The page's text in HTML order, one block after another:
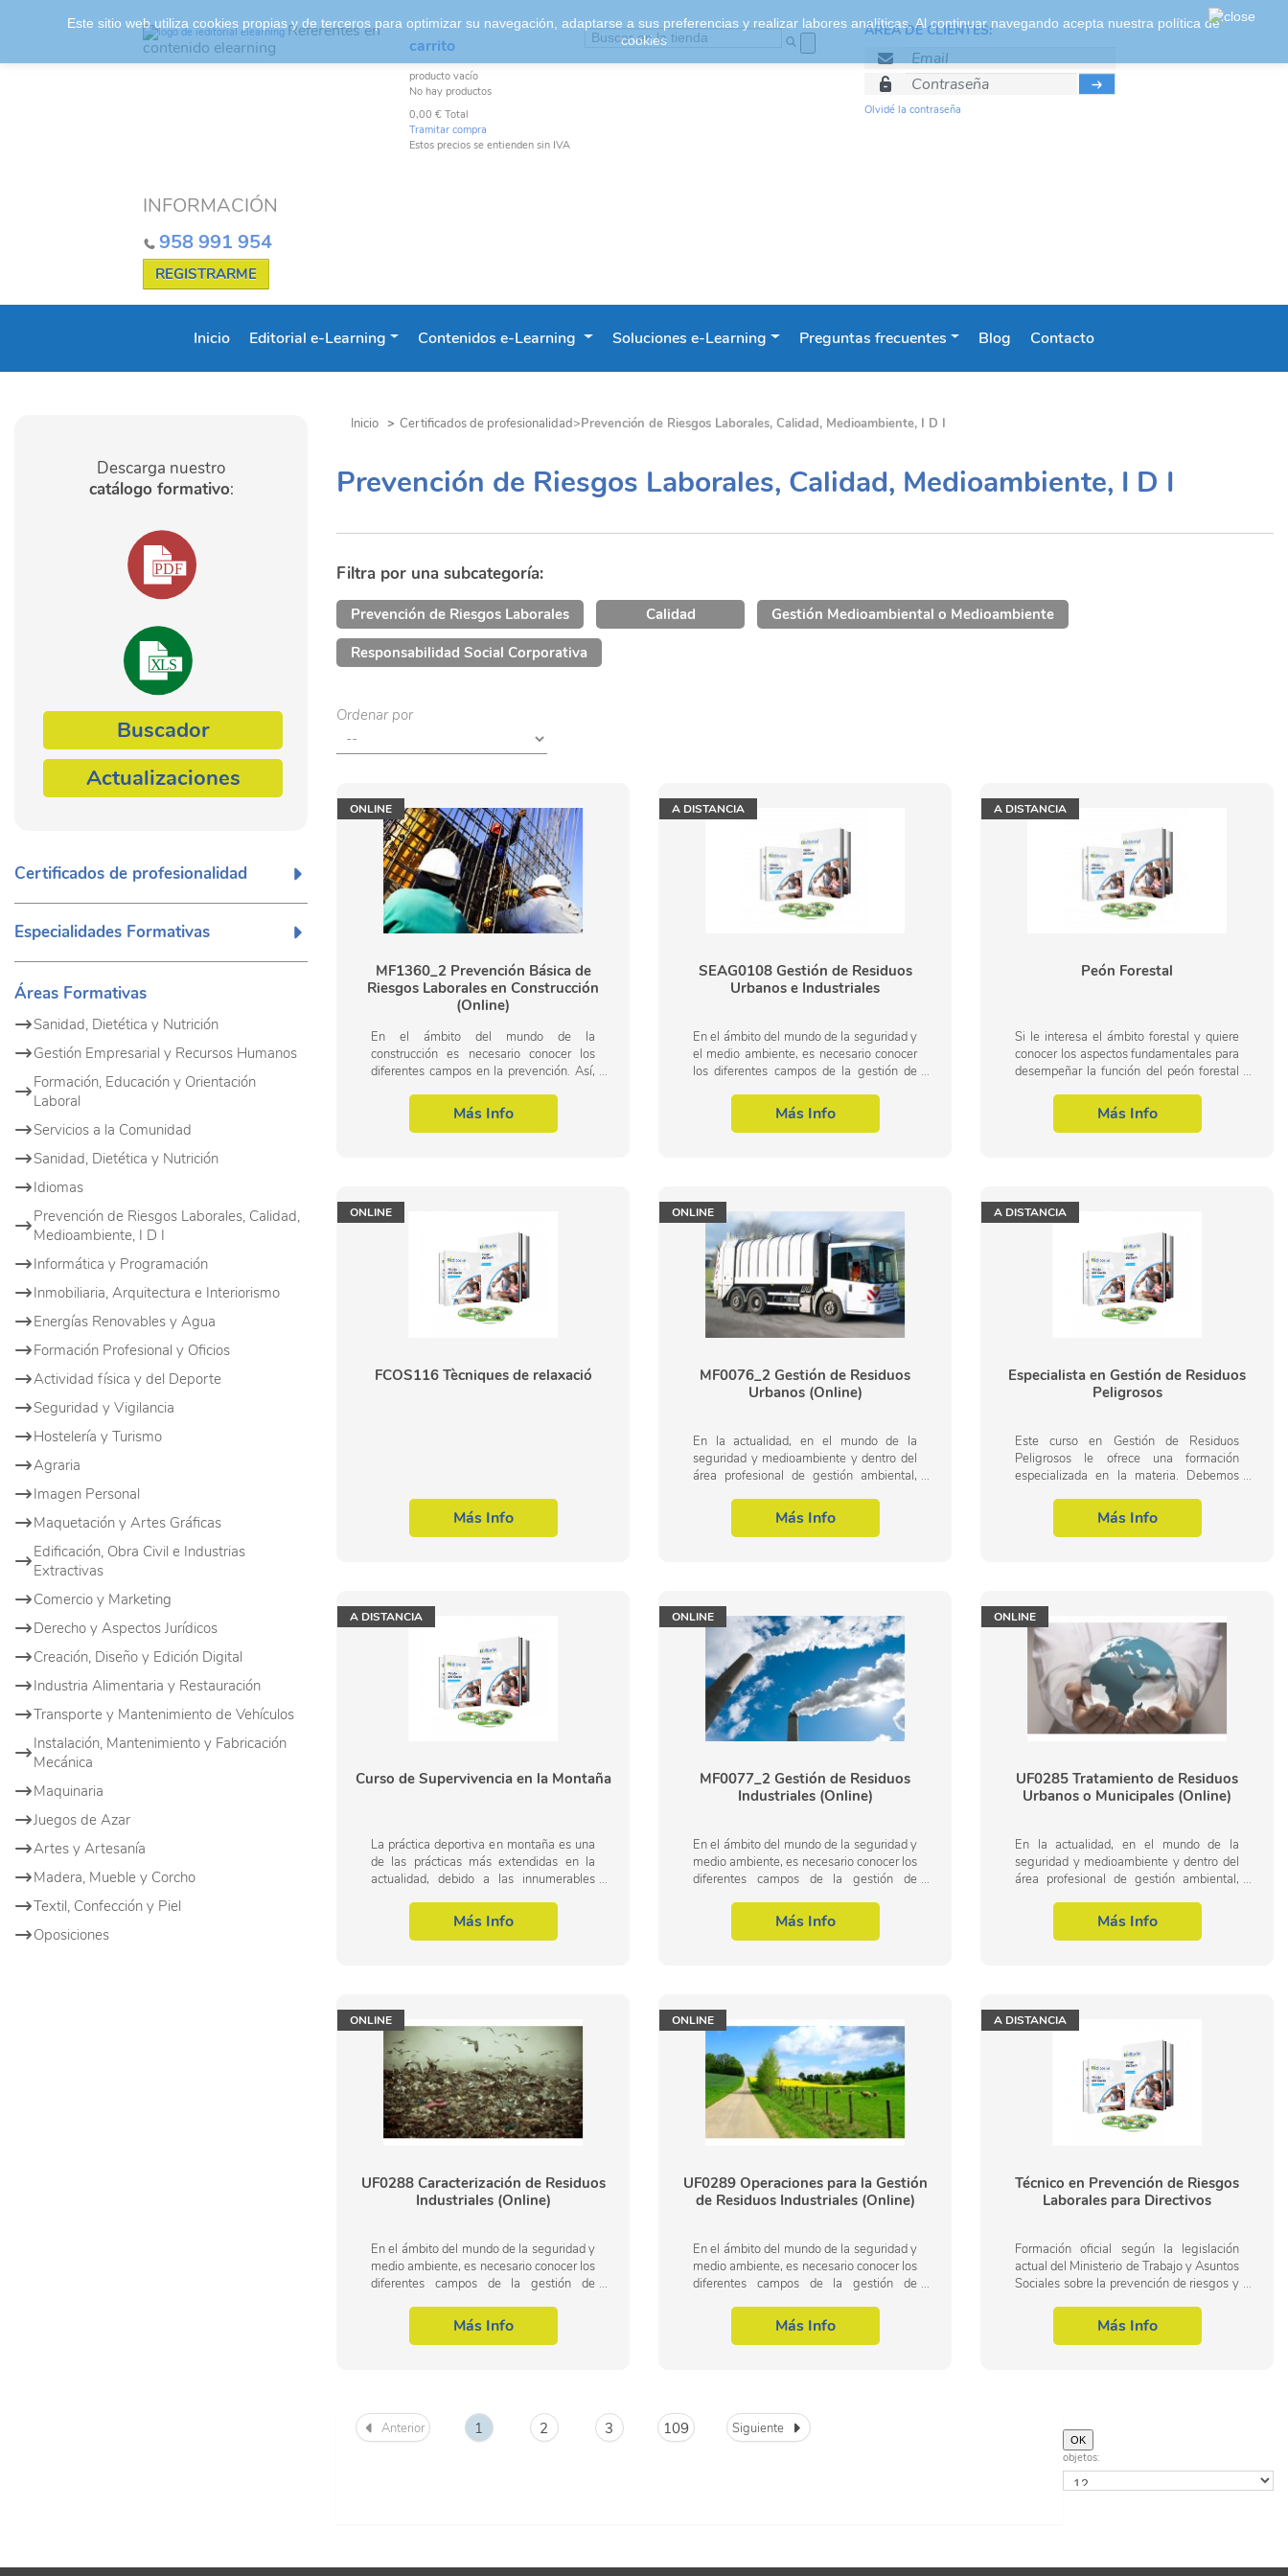
Referentes en
contenido elearning
carrito
producto vacío
No hay productos
0,00 € Total
Tramitar compra
Estos precios se entienden sin IVA
ÁREA DE CLIENTES:
Olvidé la contraseña
INFORMACIÓN
958 991 954
REGISTRARME
Inicio Editorial e-Learning Contenidos e-Learning Soluciones e-Learning Preguntas frecuentes Blog Contacto
Descarga nuestro
catálogo formativo:
Buscador
Actualizaciones
Certificados de profesionalidad
Especialidades Formativas
Áreas Formativas
Sanidad, Dietética y Nutrición
Gestión Empresarial y Recursos Humanos
Formación, Educación y Orientación
Laboral
Servicios a la Comunidad
Sanidad, Dietética y Nutrición
Idiomas
Prevención de Riesgos Laborales, Calidad,
Medioambiente, I D I
Informática y Programación
Inmobiliaria, Arquitectura e Interiorismo
Energías Renovables y Agua
Formación Profesional y Oficios
Actividad física y del Deporte
Seguridad y Vigilancia
Hostelería y Turismo
Agraria
Imagen Personal
Maquetación y Artes Gráficas
Edificación, Obra Civil e Industrias
Extractivas
Comercio y Marketing
Derecho y Aspectos Jurídicos
Creación, Diseño y Edición Digital
Industria Alimentaria y Restauración
Transporte y Mantenimiento de Vehículos
Instalación, Mantenimiento y Fabricación
Mecánica
Maquinaria
Juegos de Azar
Artes y Artesanía
Madera, Mueble y Corcho
Textil, Confección y Piel
Oposiciones
Inicio > Certificados de profesionalidad>Prevención de Riesgos Laborales, Calidad, Medioambiente, I D I
Prevención de Riesgos Laborales, Calidad, Medioambiente, I D I
Filtra por una subcategoría:
Prevención de Riesgos Laborales Calidad
Gestión Medioambiental o Medioambiente
Responsabilidad Social Corporativa
Ordenar por
ONLINE
MF1360_2 Prevención Básica de
Riesgos Laborales en Construcción
(Online)
En el ámbito del mundo de la
construcción es necesario conocer los
diferentes campos en la prevención. Así,
los conocimientos necesarios para la
Más Info
A DISTANCIA
SEAG0108 Gestión de Residuos
Urbanos e Industriales
En el ámbito del mundo de la seguridad y
el medio ambiente, es necesario conocer
los diferentes campos de la gestión de
área profesional de la gestión...
Más Info
A DISTANCIA
Peón Forestal
Si le interesa el ámbito forestal y quiere
conocer los aspectos fundamentales para
desempeñar la función del peón forestal
Peón Forestal podrá adquirir los...
Más Info
ONLINE
FCOS116 Tècniques de relaxació
Más Info
ONLINE
MF0076_2 Gestión de Residuos
Urbanos (Online)
En la actualidad, en el mundo de la
seguridad y medioambiente y dentro del
área profesional de gestión ambiental,
residuos urbanos e industriales, es muy...
Más Info
A DISTANCIA
Especialista en Gestión de Residuos
Peligrosos
Este curso en Gestión de Residuos
Peligrosos le ofrece una formación
especializada en la materia. Debemos
adecuado de los residuos resultantes del
día a día tanto...Más Info
A DISTANCIA
Curso de Supervivencia en la Montaña
La práctica deportiva en montaña es una
de las prácticas más extendidas en la
actualidad, debido a las innumerables
actividades, debido a las singularidades
Más Info
ONLINE
MF0077_2 Gestión de Residuos
Industriales (Online)
En el ámbito del mundo de la seguridad y
medio ambiente, es necesario conocer los
diferentes campos de la gestión de
área profesional de la gestión...
Más Info
ONLINE
UF0285 Tratamiento de Residuos
Urbanos o Municipales (Online)
En la actualidad, en el mundo de la
seguridad y medioambiente y dentro del
área profesional de gestión ambiental,
residuos urbanos e industriales, es muy...
Más Info
ONLINE
UF0288 Caracterización de Residuos
Industriales (Online)
En el ámbito del mundo de la seguridad y
medio ambiente, es necesario conocer los
diferentes campos de la gestión de
área profesional de la gestión...
Más Info
ONLINE
UF0289 Operaciones para la Gestión
de Residuos Industriales (Online)
En el ámbito del mundo de la seguridad y
medio ambiente, es necesario conocer los
diferentes campos de la gestión de
área profesional de la gestión...
Más Info
A DISTANCIA
Técnico en Prevención de Riesgos
Laborales para Directivos
Formación oficial según la legislación
actual del Ministerio de Trabajo y Asuntos
Sociales sobre la prevención de riesgos y
ámbito profesional.Más Info
Anterior 1 2 3 109 Siguiente
objetos:
Este sitio web utiliza cookies propias y de terceros para optimizar su navegación, adaptarse a sus preferencias y realizar labores analíticas. Al continuar navegando acepta nuestra política de
cookies